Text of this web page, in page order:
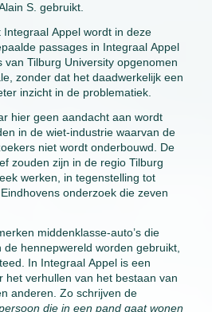
S. gebruikt.
Appel wordt in deze
passages in Integraal Appel
Tilburg University opgenomen
zonder dat het daadwerkelijk een
inzicht in de problematiek.
hier geen aandacht aan wordt
in de wiet-industrie waarvan de
niet wordt onderbouwd. De
zouden zijn in de regio Tilburg
werken, in tegenstelling tot
onderzoek die zeven
middenklasse-auto’s die
hennepwereld worden gebruikt,
In Integraal Appel is een
het verhullen van het bestaan van
anderen. Zo schrijven de
die in een pand gaat wonen